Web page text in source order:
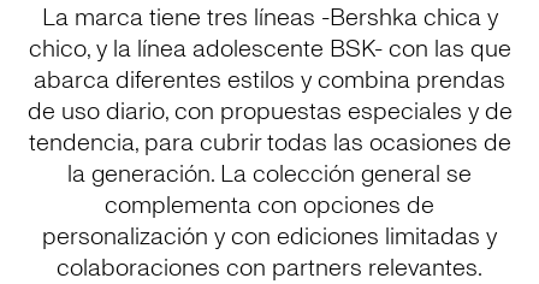
La marca tiene tres líneas -Bershka chica y
chico, y la línea adolescente BSK- con las que
abarca diferentes estilos y combina prendas
de uso diario, con propuestas especiales y de
tendencia, para cubrir todas las ocasiones de
la generación. La colección general se
complementa con opciones de
personalización y con ediciones limitadas y
colaboraciones con partners relevantes.